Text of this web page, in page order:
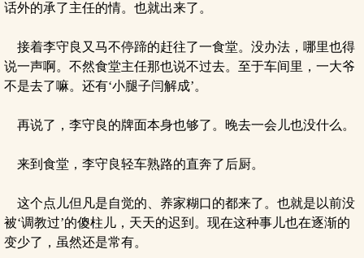
话外的承了主任的情。也就出来了。
接着李守良又马不停蹄的赶往了一食堂。没办法，哪里也得
说一声啊。不然食堂主任那也说不过去。至于车间里，一大爷
不是去了嘛。还有‘小腿子闫解成’。
再说了，李守良的牌面本身也够了。晚去一会儿也没什么。
来到食堂，李守良轻车熟路的直奔了后厨。
这个点儿但凡是自觉的、养家糊口的都来了。也就是以前没
被‘调教过’的傻柱儿，天天的迟到。现在这种事儿也在逐渐的
变少了，虽然还是常有。